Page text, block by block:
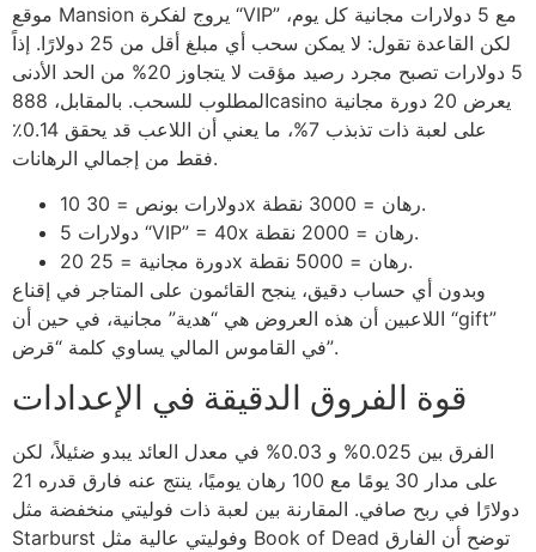
موقع Mansion يروج لفكرة “VIP” مع 5 دولارات مجانية كل يوم،
لكن القاعدة تقول: لا يمكن سحب أي مبلغ أقل من 25 دولارًا. إذاً
5 دولارات تصبح مجرد رصيد مؤقت لا يتجاوز 20% من الحد الأدنى
المطلوب للسحب. بالمقابل، 888casino يعرض 20 دورة مجانية
على لعبة ذات تذبذب 7%، ما يعني أن اللاعب قد يحقق 0.14٪
فقط من إجمالي الرهانات.
10 دولارات بونص = 30x رهان = 3000 نقطة.
5 دولارات “VIP” = 40x رهان = 2000 نقطة.
20 دورة مجانية = 25x رهان = 5000 نقطة.
وبدون أي حساب دقيق، ينجح القائمون على المتاجر في إقناع
اللاعبين أن هذه العروض هي “هدية” مجانية، في حين أن “gift”
في القاموس المالي يساوي كلمة “قرض”.
قوة الفروق الدقيقة في الإعدادات
الفرق بين 0.025% و 0.03% في معدل العائد يبدو ضئيلاً، لكن
على مدار 30 يومًا مع 100 رهان يوميًا، ينتج عنه فارق قدره 21
دولارًا في ربح صافي. المقارنة بين لعبة ذات فوليتي منخفضة مثل
Starburst وفوليتي عالية مثل Book of Dead توضح أن الفارق